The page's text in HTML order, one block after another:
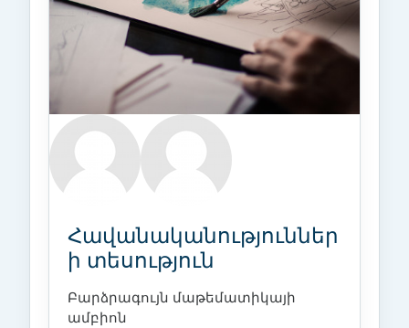
Հավանականություններ
ի տեսություն
Բարձրագույն մաթեմատիկայի
ամբիոն